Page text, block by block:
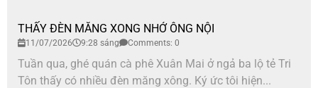
THẤY ĐÈN MĂNG XONG NHỚ ÔNG NỘI
11/07/2026 9:28 sáng Comments: 0
Tuần qua, ghé quán cà phê Xuân Mai ở ngả ba lộ tẻ Tri
Tôn thấy có nhiều đèn măng xông. Ký ức tôi hiện...